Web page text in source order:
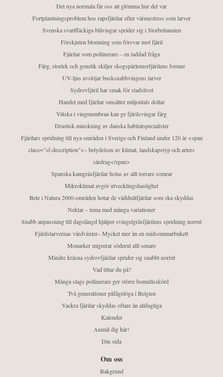
Det nya normala får oss att glömma hur det var
Fortplantningsproblem hos rapsfjärilar efter värmestress som larver
Svenska svartfläckiga blåvingar sprider sig i Storbritannien
Förskjuten blomning som försvar mot fjäril
Fjärilar som pollinerare – en laddad fråga
Färg, storlek och genetik skiljer skogspärlemorfjärilens former
UV-ljus avslöjar busksnabbvingens larver
Sydrovfjäril har smak för stadslivet
Handel med fjärilar omsätter miljontals dollar
Vätska i vingmembran kan ge fjärilsvingar färg
Drastisk minskning av danska habitatspecialister
Fjärilars spridning till nya områden i Sverige och Finland under 120 år <span
class="sf-description">– betydelsen av klimat, landskapstyp och arters
särdrag</span>
Spanska kamgräsfjärilar hotas av allt torrare somrar
Mikroklimat avgör utvecklingshastighet
Bete i Natura 2000-områden hotar de väddnätfjärilar som ska skyddas
Nektar – tema med många variationer
Snabb anpassning till dagslängd hjälper svingelgräsfjärilens spridning norrut
Fjärilslarvernas värdväxter– Mycket mer än en midsommarbukett
Monarker migrerar söderut allt senare
Mindre kräsna sydrovfjärilar sprider sig snabbt norrut
Vad tittar du på?
Många slags pollinerare ger större bomullsskörd
Två generationer påfågelöga i Belgien
Vackra fjärilar skyddas oftare än alldagliga
Kalender
Anmäl dig här!
Din sida
Om oss
Bakgrund